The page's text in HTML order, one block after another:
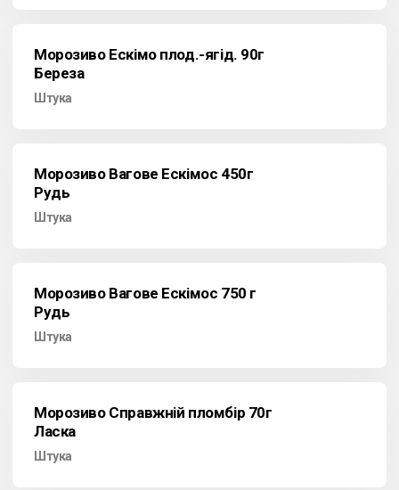
Морозиво Ескімо плод.-ягід. 90г
Береза
Штука
Морозиво Вагове Ескімос 450г
Рудь
Штука
Морозиво Вагове Ескімос 750 г
Рудь
Штука
Морозиво Справжній пломбір 70г
Ласка
Штука